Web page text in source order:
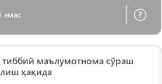
эмас
тиббий маълумотнома сўраш
ҳақида